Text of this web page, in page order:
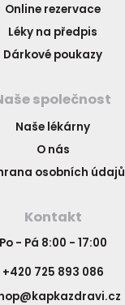
Online rezervace
Léky na předpis
Dárkové poukazy
společnost
Naše lékárny
O nás
osobních údajů
Kontakt
Po - Pá 8:00 - 17:00
+420 725 893 086